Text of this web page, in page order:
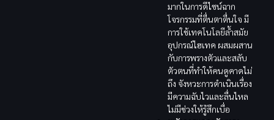
มากในการดีไซน์ฉาก
โจรกรรมที่ตื่นตาตื่นใจ มี
การใช้เทคโนโลยีล้ำสมัย
อุปกรณ์ไฮเทค ผสมผสาน
กับการพรางตัวและสลับ
ตัวตนที่ทำให้คนดูคาดไม่
ถึง จังหวะการดำเนินเรื่อง
มีความฉับไวและลื่นไหล
ไม่มีช่วงให้รู้สึกเบื่อ